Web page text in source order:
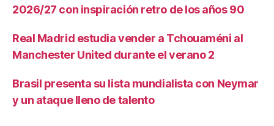
2026/27 con inspiración retro de los años 90
Real Madrid estudia vender a Tchouaméni al
Manchester United durante el verano 2
Brasil presenta su lista mundialista con Neymar
y un ataque lleno de talento